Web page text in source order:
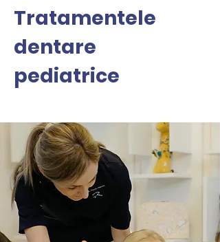
Tratamentele
dentare
pediatrice